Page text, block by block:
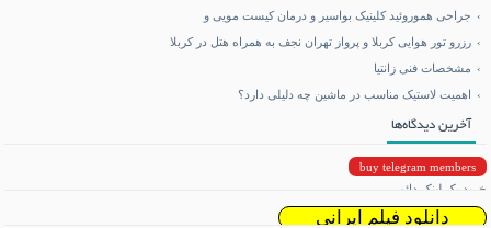
جراحی هموروئید کلینیک بواسیر و درمان کیست مویی و
رزرو تور هوایی کربلا و پرواز تهران نجف به همراه هتل در کربلا
مشخصات فنی زانتیا
اهمیت لاستیک مناسب در ماشین چه دلیلی دارد؟
آخرین دیدگاه‌ها
buy telegram members
خرید بک لینک دائمی
دانلود فیلم ایرانی